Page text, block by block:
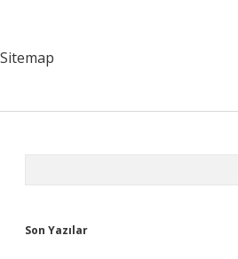
Sitemap
Son Yazılar